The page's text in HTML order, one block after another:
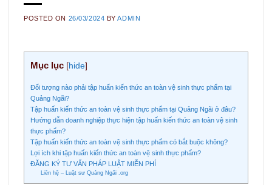
POSTED ON 26/03/2024 BYADMIN
Mục lục [hide]
Đối tượng nào phải tập huấn kiến thức an toàn vệ sinh thực phẩm tại
Quảng Ngãi?
Tập huấn kiến thức an toàn vệ sinh thực phẩm tại Quảng Ngãi ở đâu?
Hướng dẫn doanh nghiệp thực hiện tập huấn kiến thức an toàn vệ sinh
thực phẩm?
Tập huấn kiến thức an toàn vệ sinh thực phẩm có bắt buộc không?
Lợi ích khi tập huấn kiến thức an toàn vệ sinh thực phẩm?
ĐĂNG KÝ TƯ VẤN PHÁP LUẬT MIỄN PHÍ
Liên hệ – Luật sư Quảng Ngãi .org